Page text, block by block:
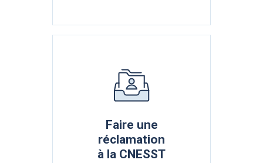
Faire une
réclamation
à la CNESST